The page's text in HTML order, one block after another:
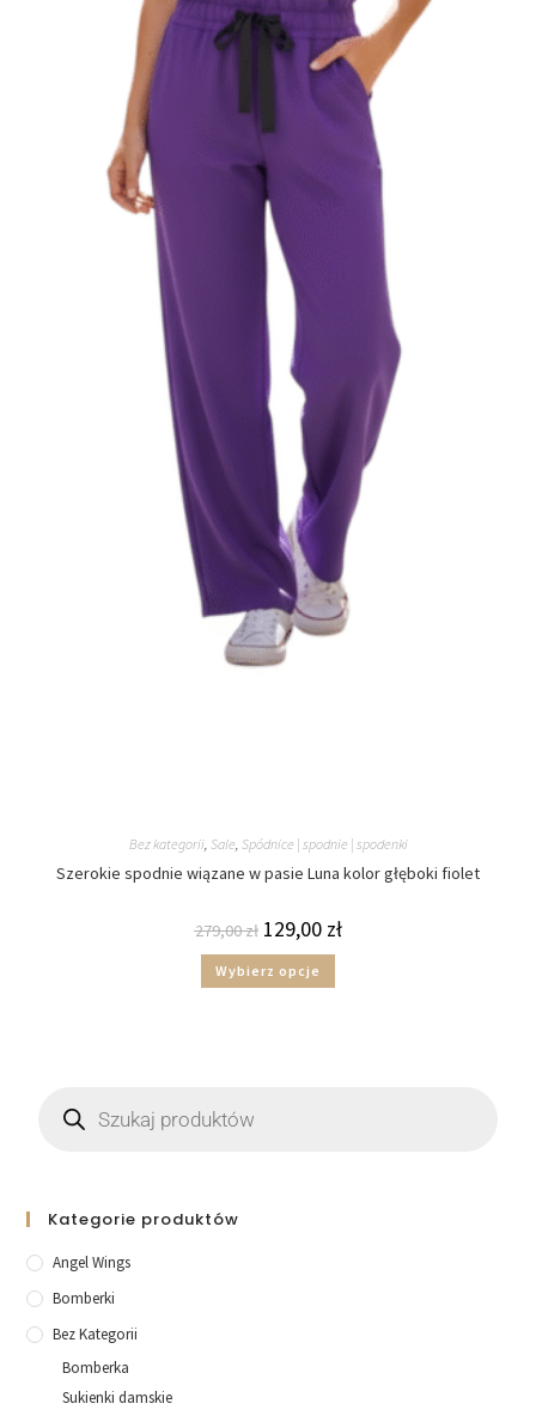
Bez kategorii, Sale, Spódnice | spodnie | spodenki
Szerokie spodnie wiązane w pasie Luna kolor głęboki fiolet
279,00zł 129,00 zł
Wybierz opcje
Kategorie produktów
Angel Wings
Bomberki
Bez Kategorii
Bomberka
Sukienki damskie